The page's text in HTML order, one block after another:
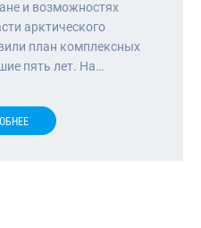
и возможностях
арктического
план комплексных
пять лет. На…